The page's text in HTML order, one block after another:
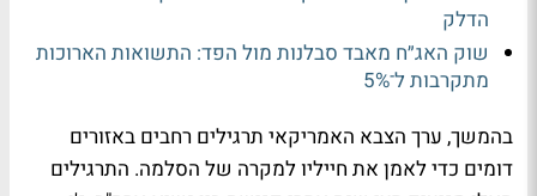
הדלק
שוק האג״ח מאבד סבלנות מול הפד: התשואות הארוכות
מתקרבות ל־5%
בהמשך, ערך הצבא האמריקאי תרגילים רחבים באזורים
דומים כדי לאמן את חייליו למקרה של הסלמה. התרגילים